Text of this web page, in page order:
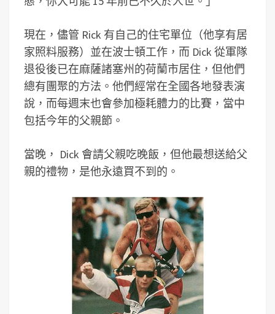
現在，儘管 Rick 有自己的住宅單位（他享有居
家照料服務）並在波士頓工作，而 Dick 從軍隊
退役後已在麻薩諸塞州的荷蘭市居住，但他們
總有團聚的方法。他們經常在全國各地發表演
說，而每週末也會參加極耗體力的比賽，當中
包括今年的父親節。
當晚， Dick 會請父親吃晚飯，但他最想送給父
親的禮物，是他永遠買不到的。